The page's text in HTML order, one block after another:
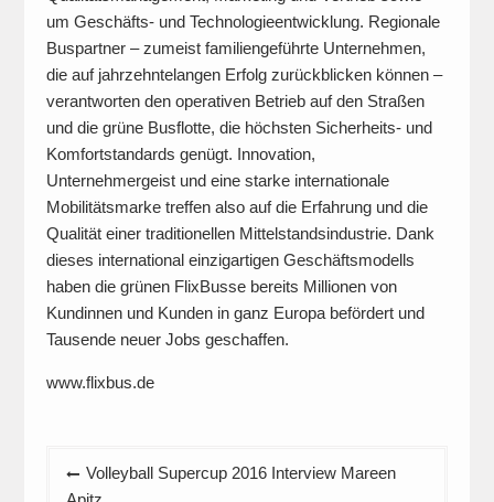
um Geschäfts- und Technologieentwicklung. Regionale
Buspartner – zumeist familiengeführte Unternehmen,
die auf jahrzehntelangen Erfolg zurückblicken können –
verantworten den operativen Betrieb auf den Straßen
und die grüne Busflotte, die höchsten Sicherheits- und
Komfortstandards genügt. Innovation,
Unternehmergeist und eine starke internationale
Mobilitätsmarke treffen also auf die Erfahrung und die
Qualität einer traditionellen Mittelstandsindustrie. Dank
dieses international einzigartigen Geschäftsmodells
haben die grünen FlixBusse bereits Millionen von
Kundinnen und Kunden in ganz Europa befördert und
Tausende neuer Jobs geschaffen.
www.flixbus.de
Beitragsnavigation
Volleyball Supercup 2016 Interview Mareen